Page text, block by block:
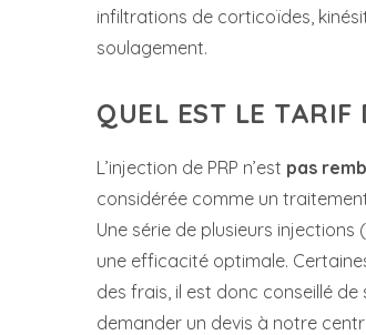
infiltrations de corticoïdes,
soulagement.
QUEL EST LE TARIF
L’injection de PRP n’est pas
considérée comme un
Une série de plusieurs
une efficacité optimale.
des frais, il est donc conseillé
demander un devis à notre